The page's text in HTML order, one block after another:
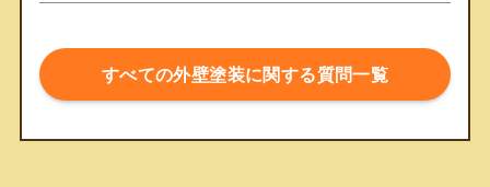
すべての外壁塗装に関する質問一覧